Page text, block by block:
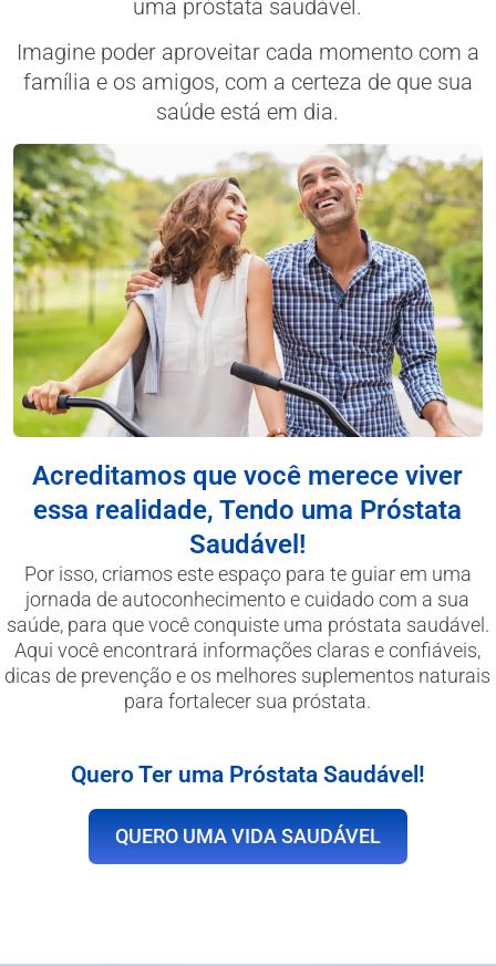
uma próstata saudável.
Imagine poder aproveitar cada momento com a
família e os amigos, com a certeza de que sua
saúde está em dia.
Acreditamos que você merece viver
essa realidade, Tendo uma Próstata
Saudável!
Por isso, criamos este espaço para te guiar em uma
jornada de autoconhecimento e cuidado com a sua
saúde, para que você conquiste uma próstata saudável.
Aqui você encontrará informações claras e confiáveis,
dicas de prevenção e os melhores suplementos naturais
para fortalecer sua próstata.
Quero Ter uma Próstata Saudável!
QUERO UMA VIDA SAUDÁVEL